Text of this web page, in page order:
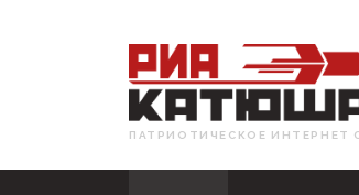
ПАТРИОТИЧЕСКОЕ ИНТЕРНЕТ